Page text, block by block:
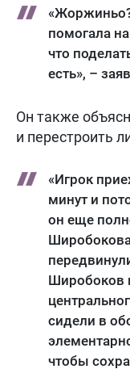
помогала
что
есть», –
Он также
и перестроить
«Игрок
минут и
он еще
Широбоков
сидели в
чтобы